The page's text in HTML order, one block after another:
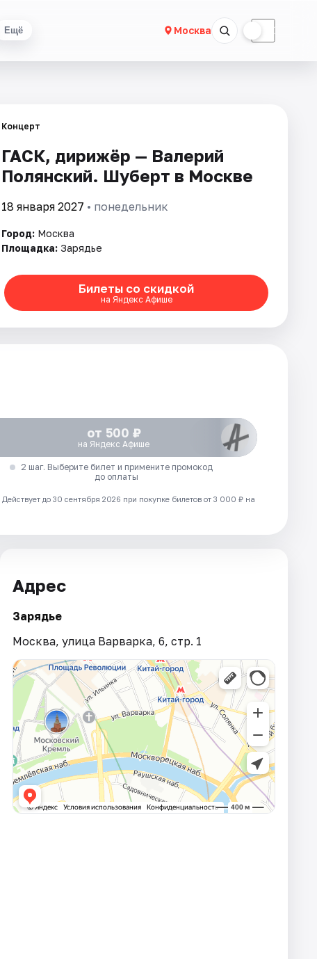
Ещё Москва ☾
Концерт
ГАСК, дирижёр — Валерий
Полянский. Шуберт в Москве
18 января 2027 • понедельник
Город: Москва
Площадка: Зарядье
Билеты со скидкой
на Яндекс Афише
от 500 ₽
на Яндекс Афише
2 шаг. Выберите билет и примените промокод
до оплаты
Действует до 30 сентября 2026 при покупке билетов от 3 000 ₽ на
Адрес
Зарядье
Москва, улица Варварка, 6, стр. 1